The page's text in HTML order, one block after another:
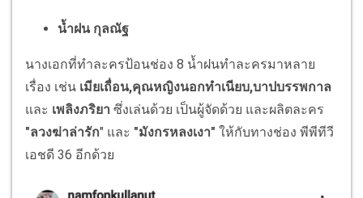
น้ำฝน กุลณัฐ
นางเอกที่ทำละครป้อนช่อง 8 น้ำฝนทำละครมาหลาย
เรื่อง เช่น เมียเถื่อน,คุณหญิงนอกทำเนียบ,บาปบรรพกาล
และ เพลิงภริยา ซึ่งเล่นด้วย เป็นผู้จัดด้วย และผลิตละคร
"ลวงฆ่าล่ารัก" และ "มังกรหลงเงา" ให้กับทางช่อง พีพีทีวี
เอชดี 36 อีกด้วย